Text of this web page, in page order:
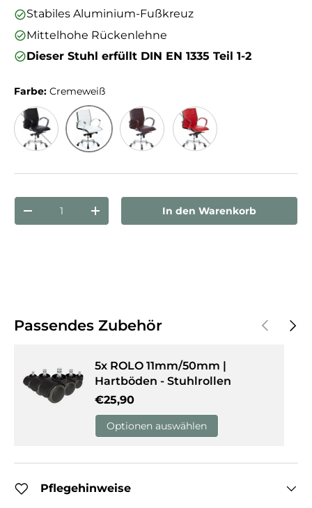
Stabiles Aluminium-Fußkreuz
Mittelhohe Rückenlehne
Dieser Stuhl erfüllt DIN EN 1335 Teil 1-2
Farbe: Cremeweiß
Cremeweiß
Anzahl
Menge verringernMenge erhöhenIn den Warenkorb
Passendes Zubehör Vorherige
5x ROLO 11mm/50mm |
Hartböden - Stuhlrollen
Normaler Preis
€25,90
Optionen auswählen
Pflegehinweise